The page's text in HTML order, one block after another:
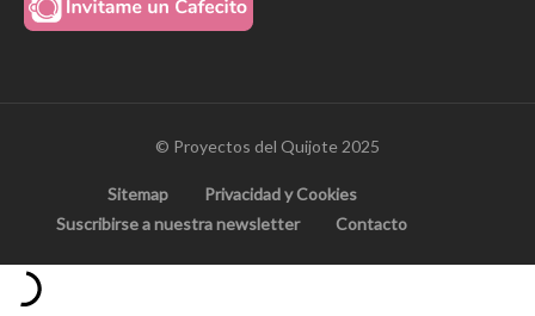
© Proyectos del Quijote 2025
Sitemap
Privacidad y Cookies
Suscribirse a nuestra newsletter
Contacto